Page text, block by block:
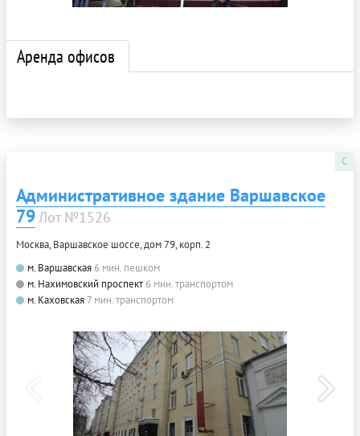
Аренда офисов
C
Административное здание Варшавское
79Лот №1526
Москва, Варшавское шоссе, дом 79, корп. 2
м. Варшавская 6 мин. пешком
м. Нахимовский проспект 6 мин. транспортом
м. Каховская 7 мин. транспортом